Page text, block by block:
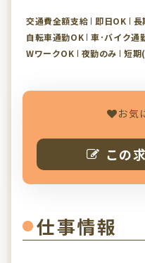
交通費全額支給 即日OK 長
自転車通勤OK
車･バイク通
WワークOK
夜勤のみ 短期
お気
この
仕事情報